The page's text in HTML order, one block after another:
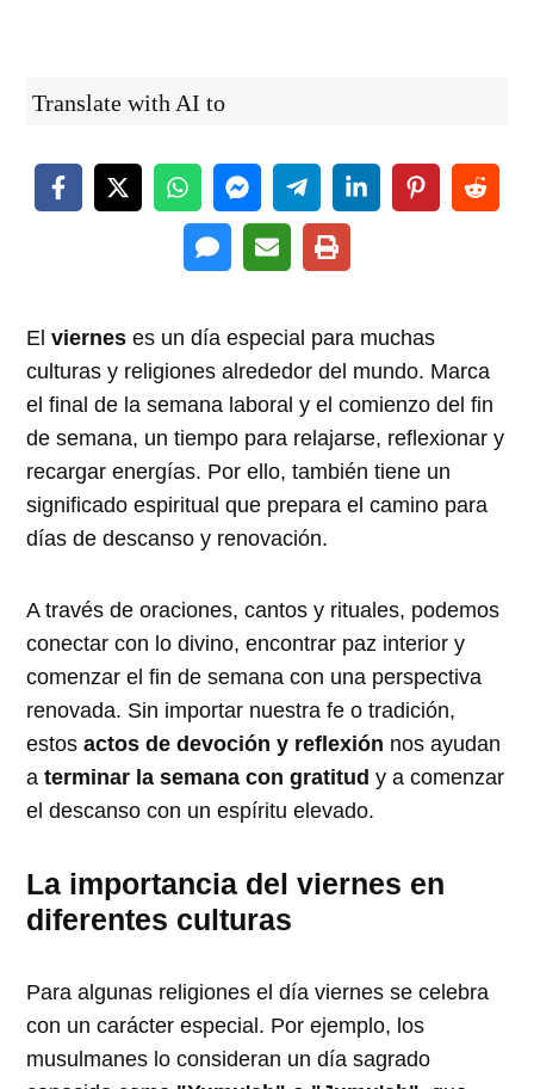
Translate with AI to
Elviernes es un día especial para muchas
culturas y religiones alrededor del mundo. Marca
el final de la semana laboral y el comienzo del fin
de semana, un tiempo para relajarse, reflexionar y
recargar energías. Por ello, también tiene un
significado espiritual que prepara el camino para
días de descanso y renovación.
A través de oraciones, cantos y rituales, podemos
conectar con lo divino, encontrar paz interior y
comenzar el fin de semana con una perspectiva
renovada. Sin importar nuestra fe o tradición,
estosactos de devoción y reflexión nos ayudan
aterminar la semana con gratitud y a comenzar
el descanso con un espíritu elevado.
La importancia del viernes en
diferentes culturas
Para algunas religiones el día viernes se celebra
con un carácter especial. Por ejemplo, los
musulmanes lo consideran un día sagrado